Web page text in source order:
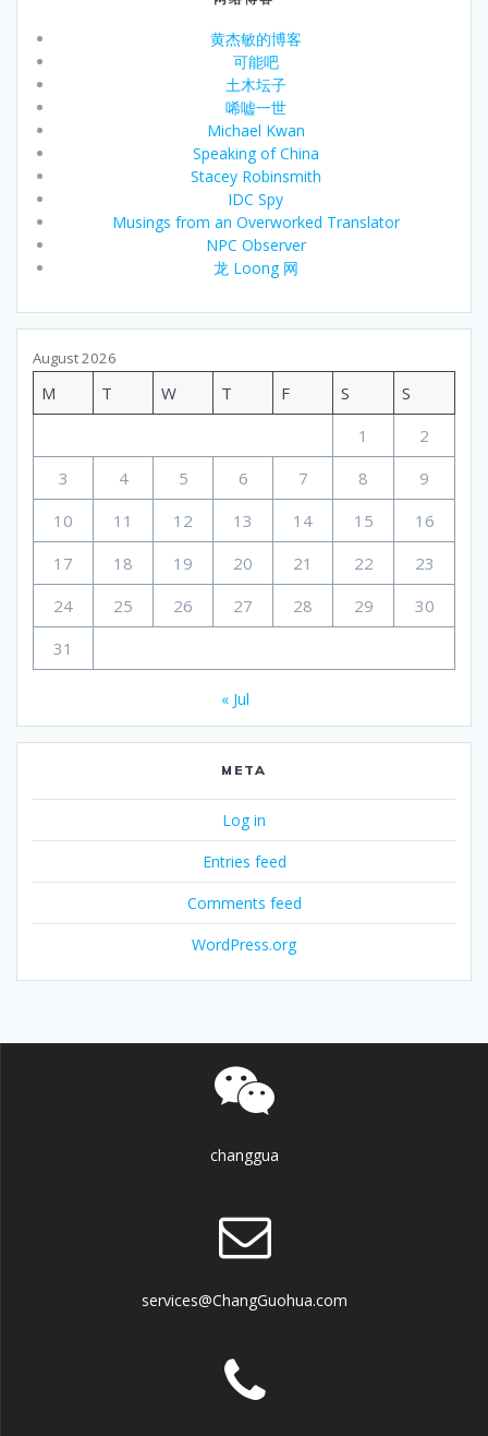
黄杰敏的博客
可能吧
土木坛子
唏嘘一世
Michael Kwan
Speaking of China
Stacey Robinsmith
IDC Spy
Musings from an Overworked Translator
NPC Observer
龙 Loong 网
August 2026
M T W T F S
S
1
2
3
4 5 6 7 8
9
10
11 12 13 14 15
16
17
18 19 20 21 22
23
24
25 26 27 28 29
30
31
« Jul
META
Log in
Entries feed
Comments feed
WordPress.org
changgua
services@ChangGuohua.com